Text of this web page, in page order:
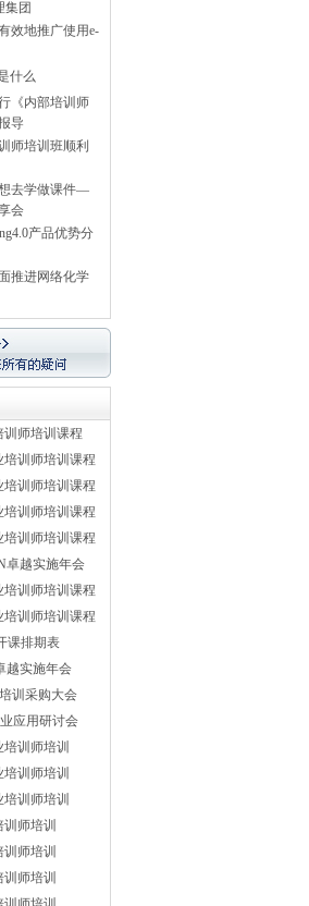
集团
效地推广使用e-
什么
《内部培训师
导
师培训班顺利
去学做课件—
会
产品优势分
推进网络化学
训师培训课程
培训师培训课程
培训师培训课程
培训师培训课程
培训师培训课程
卓越实施年会
培训师培训课程
培训师培训课程
课排期表
越实施年会
训采购大会
应用研讨会
训师培训
训师培训
训师培训
师培训
师培训
师培训